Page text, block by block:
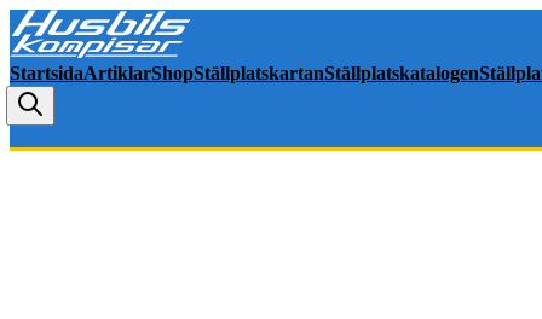
StartsidaArtiklarShopStällplatskartanStällplatskatalogen